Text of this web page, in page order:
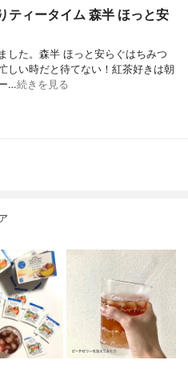
ィータイム 森半 ほっと安
した。森半 ほっと安らぐはちみつ
しい時だと待てない！紅茶好きは朝
…続きを見る